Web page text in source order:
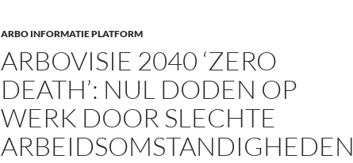
ARBO INFORMATIE PLATFORM
ARBOVISIE 2040 ‘ZERO
DEATH’: NUL DODEN OP
WERK DOOR SLECHTE
ARBEIDSOMSTANDIGHEDEN